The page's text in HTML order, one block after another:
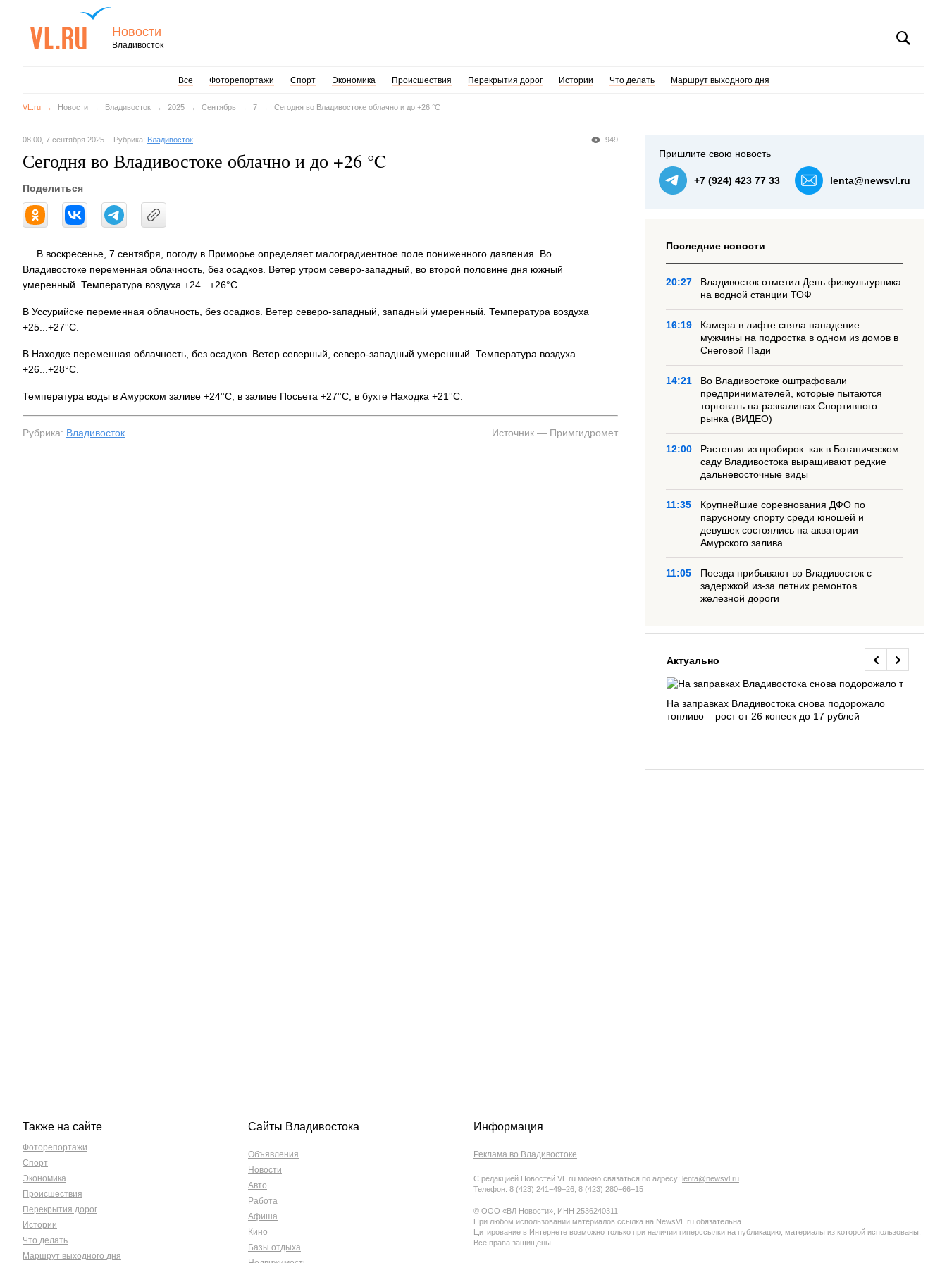
Новости
Владивосток
Все Фоторепортажи Спорт Экономика Происшествия Перекрытия дорог Истории Что делать Маршрут выходного дня
VL.ru Новости Владивосток 2025 Сентябрь 7 Сегодня во Владивостоке облачно и до +26 °C
949
08:00, 7 сентября 2025 Рубрика: Владивосток
Сегодня во Владивостоке облачно и до +26 °C
Поделиться
В воскресенье, 7 сентября, погоду в Приморье определяет малоградиентное поле пониженного давления. Во
Владивостоке переменная облачность, без осадков. Ветер утром северо-западный, во второй половине дня южный
умеренный. Температура воздуха +24...+26°C.
В Уссурийске переменная облачность, без осадков. Ветер северо-западный, западный умеренный. Температура воздуха
+25...+27°C.
В Находке переменная облачность, без осадков. Ветер северный, северо-западный умеренный. Температура воздуха
+26...+28°C.
Температура воды в Амурском заливе +24°C, в заливе Посьета +27°C, в бухте Находка +21°C.
Рубрика: Владивосток Источник — Примгидромет
Пришлите свою новость
+7 (924) 423 77 33 lenta@newsvl.ru
Последние новости
20:27
Владивосток отметил День физкультурника
на водной станции ТОФ
16:19
Камера в лифте сняла нападение
мужчины на подростка в одном из домов в
Снеговой Пади
14:21
Во Владивостоке оштрафовали
предпринимателей, которые пытаются
торговать на развалинах Спортивного
рынка (ВИДЕО)
12:00
Растения из пробирок: как в Ботаническом
саду Владивостока выращивают редкие
дальневосточные виды
11:35
Крупнейшие соревнования ДФО по
парусному спорту среди юношей и
девушек состоялись на акватории
Амурского залива
11:05
Поезда прибывают во Владивосток с
задержкой из-за летних ремонтов
железной дороги
Актуально
На заправках Владивостока снова подорожало
топливо – рост от 26 копеек до 17 рублей
Также на сайте
Фоторепортажи
Спорт
Экономика
Происшествия
Перекрытия дорог
Истории
Что делать
Маршрут выходного дня
Сайты Владивостока
Объявления
Новости
Авто
Работа
Афиша
Кино
Базы отдыха
Информация
Реклама во Владивостоке
С редакцией Новостей VL.ru можно связаться по адресу: lenta@newsvl.ru
Телефон: 8 (423) 241−49−26, 8 (423) 280−66−15
© ООО «ВЛ Новости», ИНН 2536240311
При любом использовании материалов ссылка на NewsVL.ru обязательна.
Цитирование в Интернете возможно только при наличии гиперссылки на публикацию, материалы из которой использованы.
Все права защищены.